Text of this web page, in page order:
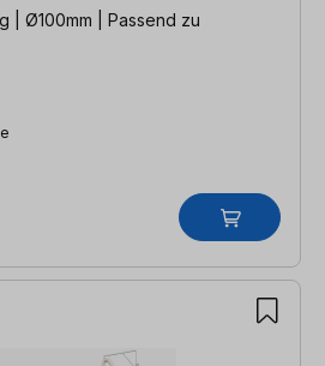
| Ø100mm | Passend zu